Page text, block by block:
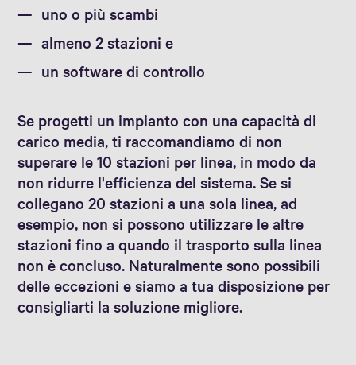
uno o più scambi
almeno 2 stazioni e
un software di controllo
Se progetti un impianto con una capacità di
carico media, ti raccomandiamo di non
superare le 10 stazioni per linea, in modo da
non ridurre l'efficienza del sistema. Se si
collegano 20 stazioni a una sola linea, ad
esempio, non si possono utilizzare le altre
stazioni fino a quando il trasporto sulla linea
non è concluso. Naturalmente sono possibili
delle eccezioni e siamo a tua disposizione per
consigliarti la soluzione migliore.